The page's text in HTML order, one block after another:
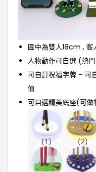
圖中為雙人18cm ,
人物動作可自選 (熱
可自訂祝福字牌 – 可
值
可自選精美底座(可